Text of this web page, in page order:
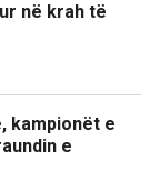
në krah të
kampionët e
e